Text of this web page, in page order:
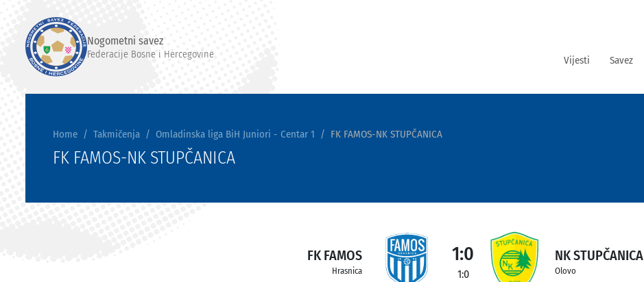
Nogometni savez
Federacije Bosne i Hercegovine Vijesti Savez
Home Takmičenja Omladinska liga BiH Juniori - Centar 1 FK FAMOS-NK STUPČANICA
FK FAMOS-NK STUPČANICA
FK FAMOS
Hrasnica
1:0
1:0
NK STUPČANICA
Olovo